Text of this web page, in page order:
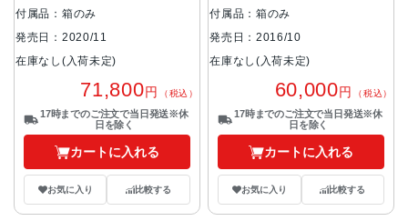
付属品：箱のみ
発売日：2020/11
在庫なし(入荷未定)
71,800円 （税込）
17時までのご注文で当日発送※休
日を除く
カートに入れる
お気に入り 比較する
イ
付属品：箱のみ
発売日：2016/10
在庫なし(入荷未定)
60,000円 （税込）
17時までのご注文で当日発送※休
日を除く
カートに入れる
お気に入り 比較する